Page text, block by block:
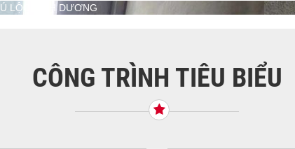
LỘC BÌNH DƯƠNG
CÔNG TRÌNH TIÊU BIỂU